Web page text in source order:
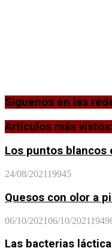
Siguenos en las
Artículos más vistos:
Los puntos blancos
24/08/202119945
Quesos con olor a
06/10/202106/10/2021
Las bacterias